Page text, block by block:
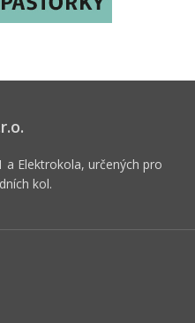
a Elektrokola, určených pro
kol.